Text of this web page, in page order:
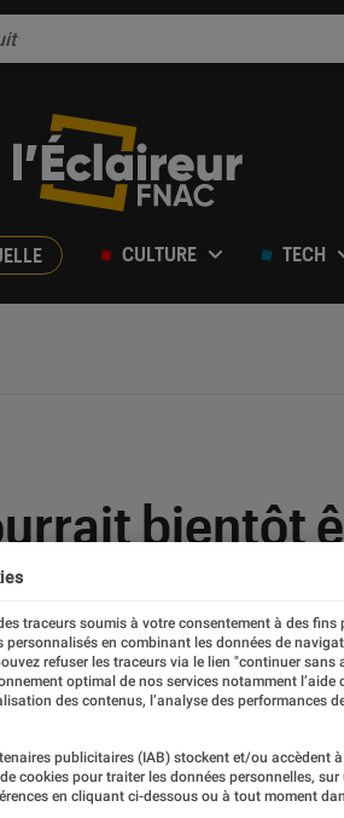
CULTURE TECH
bientôt
traceurs soumis à votre consentement à des
en combinant les données de
refuser les traceurs via le lien "continuer sans
optimal de nos services notamment l’aide
des contenus, l’analyse des performances
publicitaires (IAB) stockent et/ou accèdent
cookies pour traiter les données personnelles,
en cliquant ci-dessous ou à tout moment